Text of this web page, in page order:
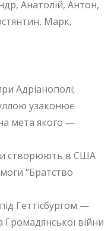
Анатолій, Антон,
Марк,
Адріанополі;
узаконює
мета якого —
створюють в США
“Братство
Геттісбургом —
війни